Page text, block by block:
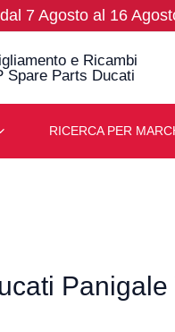
7 Agosto al 16
RICERCA PER